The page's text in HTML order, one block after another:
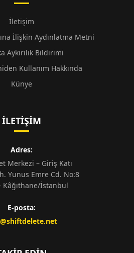
İletişim
İlişkin Aydınlatma Metni
Aykırılık Bildirimi
Kullanım Hakkında
Künye
İLETIŞIM
Adres:
Merkezi – Giriş Katı
Yunus Emre Cd. No:8
Kâğıthane/İstanbul
E-posta: